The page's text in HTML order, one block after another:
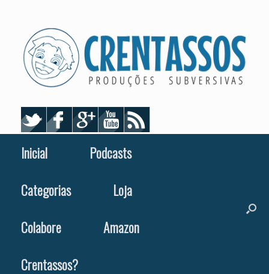
Inicial
Podcasts
Categorias
Loja
Colabore
Amazon
Crentassos?